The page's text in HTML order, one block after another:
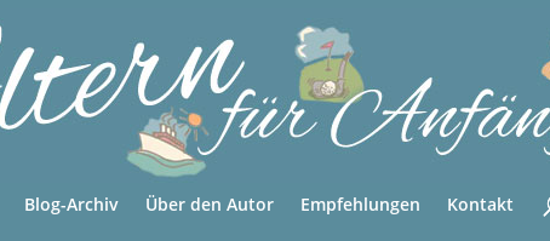
Blog-Archiv Über den Autor Empfehlungen Kontakt